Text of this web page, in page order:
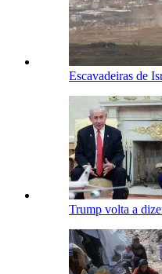
Escavadeiras de
Trump volta a